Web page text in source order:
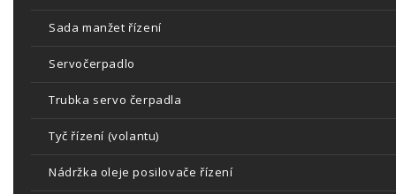
Sada manžet řízení
Servočerpadlo
Trubka servo čerpadla
Tyč řízení (volantu)
Nádržka oleje posilovače řízení